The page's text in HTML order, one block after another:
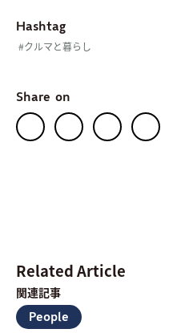
Hashtag
#クルマと暮らし
Share on
Related Article
関連記事
People